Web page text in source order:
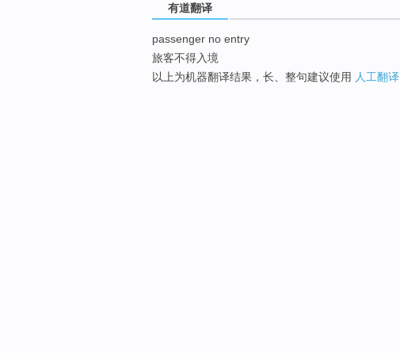
有道翻译
passenger no entry
旅客不得入境
以上为机器翻译结果，长、整句建议使用 人工翻译